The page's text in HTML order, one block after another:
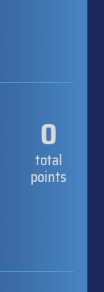
0
total
points